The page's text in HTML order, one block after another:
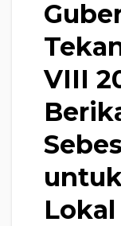
VIII
Lokal